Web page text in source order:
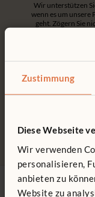
Zustimmung
Diese Webseite
Wir verwenden
personalisieren,
anbieten zu
Website zu
Wir unterstützen
wenn es um unsere
geht. Zögern Sie